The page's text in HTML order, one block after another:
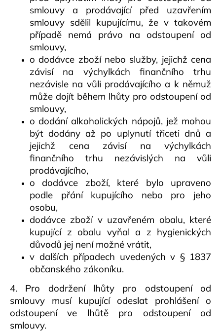
smlouvy a prodávající před uzavřením
smlouvy sdělil kupujícímu, že v takovém
případě nemá právo na odstoupení od
smlouvy,
o dodávce zboží nebo služby, jejichž cena
závisí na výchylkách finančního trhu
nezávisle na vůli prodávajícího a k němuž
může dojít během lhůty pro odstoupení od
smlouvy,
o dodání alkoholických nápojů, jež mohou
být dodány až po uplynutí třiceti dnů a
jejichž cena závisí na výchylkách
finančního trhu nezávislých na vůli
prodávajícího,
o dodávce zboží, které bylo upraveno
podle přání kupujícího nebo pro jeho
osobu,
dodávce zboží v uzavřeném obalu, které
kupující z obalu vyňal a z hygienických
důvodů jej není možné vrátit,
v dalších případech uvedených v § 1837
občanského zákoníku.
4. Pro dodržení lhůty pro odstoupení od
smlouvy musí kupující odeslat prohlášení o
odstoupení ve lhůtě pro odstoupení od
smlouvy.